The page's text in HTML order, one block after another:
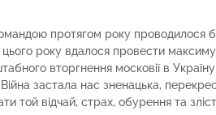
протягом року проводилося
року вдалося провести
вторгнення московії в
застала нас зненацька,
той відчай, страх, обурення та